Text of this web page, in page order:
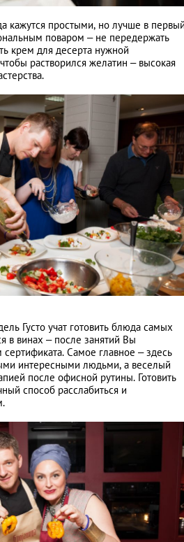
кажутся простыми, но лучше в
поваром – не передержать
крем для десерта нужной
растворился желатин – высокая
Густо учат готовить блюда самых
в винах – после занятий Вы
сертификата. Самое главное – здесь
интересными людьми, а веселый
после офисной рутины. Готовить
способ расслабиться и